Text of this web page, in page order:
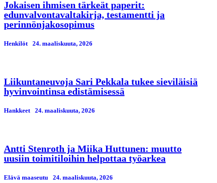
Jokaisen ihmisen tärkeät paperit:
edunvalvontavaltakirja, testamentti ja
perinnönjakosopimus
Henkilöt 24. maaliskuuta, 2026
Liikuntaneuvoja Sari Pekkala tukee sieviläisiä
hyvinvointinsa edistämisessä
Hankkeet 24. maaliskuuta, 2026
Antti Stenroth ja Miika Huttunen: muutto
uusiin toimitiloihin helpottaa työarkea
Elävä maaseutu 24. maaliskuuta, 2026